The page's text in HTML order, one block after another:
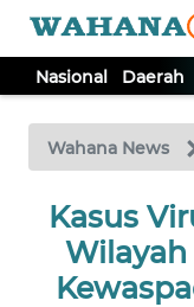
Nasional Daerah
Wahana News
Kasus
Wilayah
TV
Tutup
NASIONAL
DAERAH